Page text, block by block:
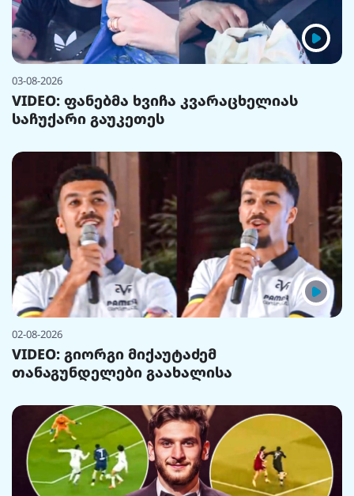
03-08-2026
VIDEO: ფანებმა ხვიჩა კვარაცხელიას
საჩუქარი გაუკეთეს
02-08-2026
VIDEO: გიორგი მიქაუტაძემ
თანაგუნდელები გაახალისა